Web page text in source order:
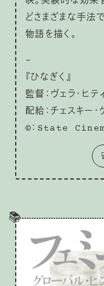
どさまざまな手法
物語を描く。
–
『ひなぎく』
監督：ヴェラ・ヒテ
配給：チェスキー・
©：State
📚